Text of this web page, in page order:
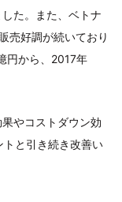
た。また、ベトナ
売好調が続いており
円から、2017年
やコストダウン効
と引き続き改善い